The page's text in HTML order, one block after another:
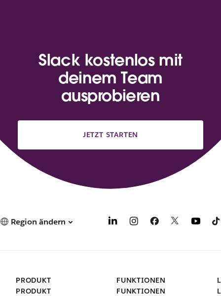
Slack kostenlos mit
deinem Team
ausprobieren
JETZT STARTEN
Region ändern
PRODUKT
PRODUKT
FUNKTIONEN
FUNKTIONEN